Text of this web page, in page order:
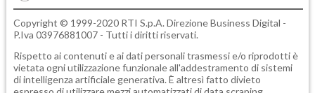
Copyright © 1999-2020 RTI S.p.A. Direzione Business Digital -
P.Iva 03976881007 - Tutti i diritti riservati.
Rispetto ai contenuti e ai dati personali trasmessi e/o riprodotti è
vietata ogni utilizzazione funzionale all'addestramento di sistemi
di intelligenza artificiale generativa. È altresì fatto divieto